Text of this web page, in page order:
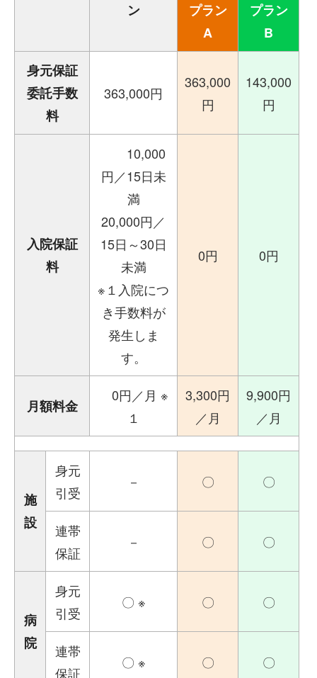
ン
プラン
A
プラン
B
身元保証
委託手数
料
363,000円
363,000
円
143,000
円
入院保証
料
10,000
円／15日未
満
20,000円／
15日～30日
未満
※１入院につ
き手数料が
発生しま
す。
0円 0円
月額料金
0円／月 ※
１
3,300円
／月
9,900円
／月
施
設
身元
引受
－ 〇 〇
連帯
保証
－ 〇 〇
病
院
身元
引受
〇 ※ 〇 〇
連帯
保証
〇 ※ 〇 〇